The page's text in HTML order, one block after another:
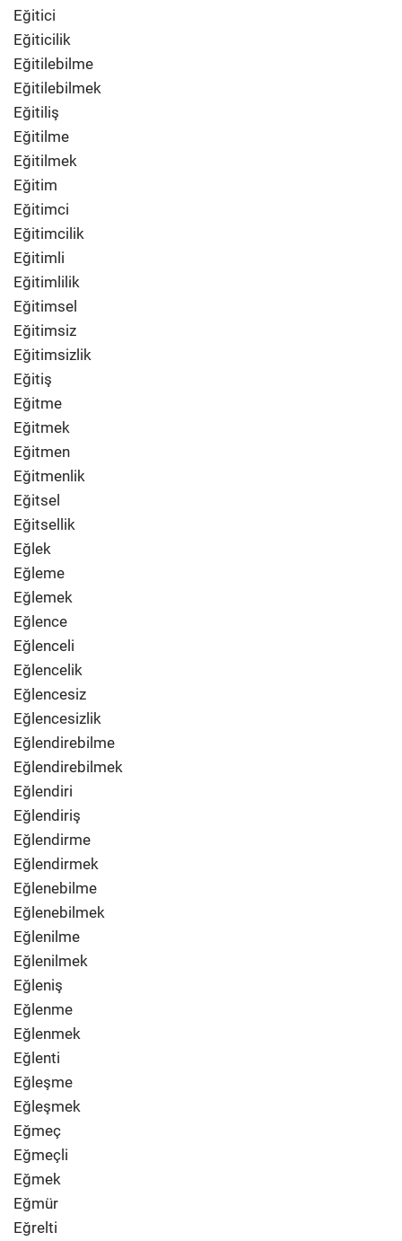
Eğitici
Eğiticilik
Eğitilebilme
Eğitilebilmek
Eğitiliş
Eğitilme
Eğitilmek
Eğitim
Eğitimci
Eğitimcilik
Eğitimli
Eğitimlilik
Eğitimsel
Eğitimsiz
Eğitimsizlik
Eğitiş
Eğitme
Eğitmek
Eğitmen
Eğitmenlik
Eğitsel
Eğitsellik
Eğlek
Eğleme
Eğlemek
Eğlence
Eğlenceli
Eğlencelik
Eğlencesiz
Eğlencesizlik
Eğlendirebilme
Eğlendirebilmek
Eğlendiri
Eğlendiriş
Eğlendirme
Eğlendirmek
Eğlenebilme
Eğlenebilmek
Eğlenilme
Eğlenilmek
Eğleniş
Eğlenme
Eğlenmek
Eğlenti
Eğleşme
Eğleşmek
Eğmeç
Eğmeçli
Eğmek
Eğmür
Eğrelti